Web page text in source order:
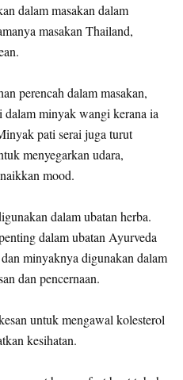
dalam masakan dalam
masakan Thailand,
perencah dalam masakan,
dalam minyak wangi kerana ia
pati serai juga turut
menyegarkan udara,
mood.
dalam ubatan herba.
dalam ubatan Ayurveda
minyaknya digunakan dalam
dan pencernaan.
untuk mengawal kolesterol
kesihatan.